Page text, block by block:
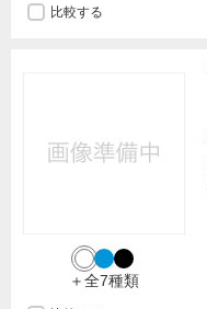
比較する
＋全7種類